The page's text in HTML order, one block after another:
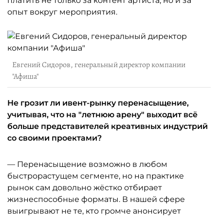
опыт вокруг мероприятия.
Евгений Сидоров, генеральный директор компании
"Афиша"
Не грозит ли ивент-рынку перенасыщение,
учитывая, что на "летнюю арену" выходит всё
больше представителей креативных индустрий
со своими проектами?
— Перенасыщение возможно в любом
быстрорастущем сегменте, но на практике
рынок сам довольно жёстко отбирает
жизнеспособные форматы. В нашей сфере
выигрывают не те, кто громче анонсирует